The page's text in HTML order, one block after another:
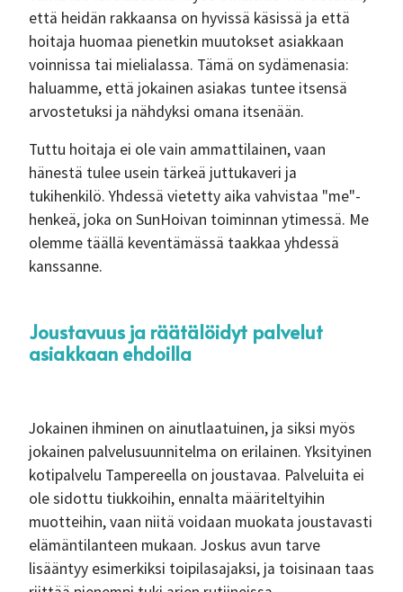
että heidän rakkaansa on hyvissä käsissä ja että
hoitaja huomaa pienetkin muutokset asiakkaan
voinnissa tai mielialassa. Tämä on sydämenasia:
haluamme, että jokainen asiakas tuntee itsensä
arvostetuksi ja nähdyksi omana itsenään.
Tuttu hoitaja ei ole vain ammattilainen, vaan
hänestä tulee usein tärkeä juttukaveri ja
tukihenkilö. Yhdessä vietetty aika vahvistaa "me"-
henkeä, joka on SunHoivan toiminnan ytimessä. Me
olemme täällä keventämässä taakkaa yhdessä
kanssanne.
Joustavuus ja räätälöidyt palvelut
asiakkaan ehdoilla
Jokainen ihminen on ainutlaatuinen, ja siksi myös
jokainen palvelusuunnitelma on erilainen. Yksityinen
kotipalvelu Tampereella on joustavaa. Palveluita ei
ole sidottu tiukkoihin, ennalta määriteltyihin
muotteihin, vaan niitä voidaan muokata joustavasti
elämäntilanteen mukaan. Joskus avun tarve
lisääntyy esimerkiksi toipilasajaksi, ja toisinaan taas